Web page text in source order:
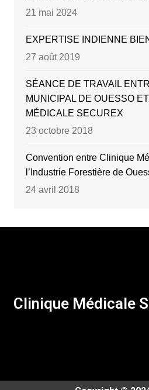
21 mai 2024
EXPERTISE INDIENNE
27 août 2019
SÉANCE DE TRAVAIL
MUNICIPAL DE OUESSO
MÉDICALE SECUREX
23 octobre 2018
Convention entre Clinique
l’Industrie Forestière de
24 avril 2018
Clinique Médicale